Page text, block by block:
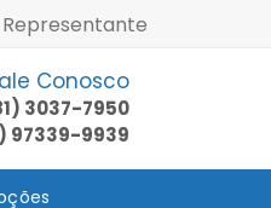
Conosco
3037-7950
97339-9939